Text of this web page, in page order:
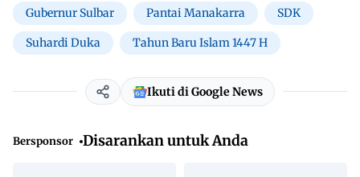
Gubernur Sulbar Pantai Manakarra SDK
Suhardi Duka Tahun Baru Islam 1447 H
Ikuti di Google News
Bersponsor Disarankan untuk Anda